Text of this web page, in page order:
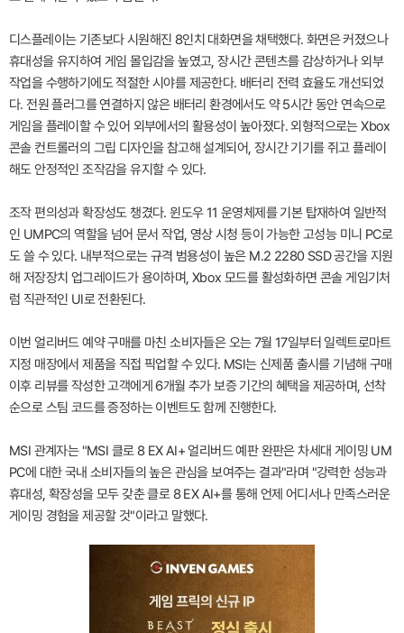
디스플레이는 기존보다 시원해진 8인치 대화면을 채택했다. 화면은 커졌으나
휴대성을 유지하여 게임 몰입감을 높였고, 장시간 콘텐츠를 감상하거나 외부
작업을 수행하기에도 적절한 시야를 제공한다. 배터리 전력 효율도 개선되었
다. 전원 플러그를 연결하지 않은 배터리 환경에서도 약 5시간 동안 연속으로
게임을 플레이할 수 있어 외부에서의 활용성이 높아졌다. 외형적으로는 Xbox
콘솔 컨트롤러의 그립 디자인을 참고해 설계되어, 장시간 기기를 쥐고 플레이
해도 안정적인 조작감을 유지할 수 있다.
조작 편의성과 확장성도 챙겼다. 윈도우 11 운영체제를 기본 탑재하여 일반적
인 UMPC의 역할을 넘어 문서 작업, 영상 시청 등이 가능한 고성능 미니 PC로
도 쓸 수 있다. 내부적으로는 규격 범용성이 높은 M.2 2280 SSD 공간을 지원
해 저장장치 업그레이드가 용이하며, Xbox 모드를 활성화하면 콘솔 게임기처
럼 직관적인 UI로 전환된다.
이번 얼리버드 예약 구매를 마친 소비자들은 오는 7월 17일부터 일렉트로마트
지정 매장에서 제품을 직접 픽업할 수 있다. MSI는 신제품 출시를 기념해 구매
이후 리뷰를 작성한 고객에게 6개월 추가 보증 기간의 혜택을 제공하며, 선착
순으로 스팀 코드를 증정하는 이벤트도 함께 진행한다.
MSI 관계자는 "MSI 클로 8 EX AI+ 얼리버드 예판 완판은 차세대 게이밍 UM
PC에 대한 국내 소비자들의 높은 관심을 보여주는 결과"라며 "강력한 성능과
휴대성, 확장성을 모두 갖춘 클로 8 EX AI+를 통해 언제 어디서나 만족스러운
게이밍 경험을 제공할 것"이라고 말했다.